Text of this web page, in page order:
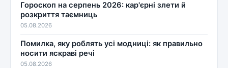
Гороскоп на серпень 2026: кар'єрні злети й
розкриття таємниць
05.08.2026
Помилка, яку роблять усі модниці: як правильно
носити яскраві речі
05.08.2026